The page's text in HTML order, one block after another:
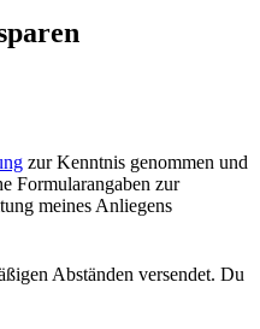
zur Kenntnis genommen und
Formularangaben zur
meines Anliegens
Abständen versendet. Du